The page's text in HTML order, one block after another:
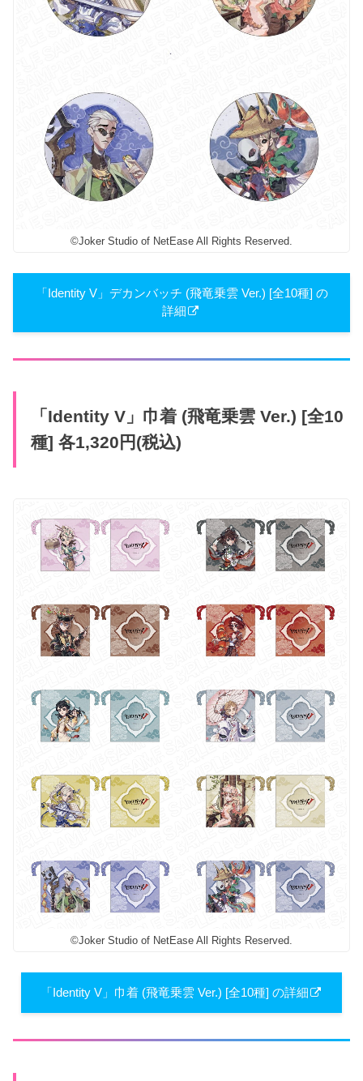
©Joker Studio of NetEase All Rights Reserved.
「Identity V」デカンバッチ (飛竜乗雲 Ver.) [全10種] の
詳細
「Identity V」巾着 (飛竜乗雲 Ver.) [全10
種] 各1,320円(税込)
©Joker Studio of NetEase All Rights Reserved.
「Identity V」巾着 (飛竜乗雲 Ver.) [全10種] の詳細